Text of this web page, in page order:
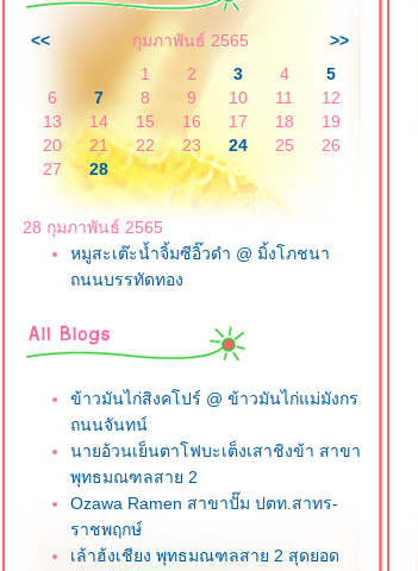
<< กุมภาพันธ์ 2565
>>
1
2 3 4
5
6
7 8 9 10 11
12
13
14 15 16 17 18
19
20
21 22 23 24 25
26
27
28
28 กุมภาพันธ์ 2565
หมูสะเต๊ะน้ำจิ้มซีอิ๊วดำ @ มิ้งโภชนา
ถนนบรรทัดทอง
ข้าวมันไก่สิงคโปร์ @ ข้าวมันไก่แม่มังกร
ถนนจันทน์
นายอ้วนเย็นตาโฟบะเต็งเสาชิงข้า สาขา
พุทธมณฑลสาย 2
Ozawa Ramen สาขาปั๊ม ปตท.สาทร-
ราชพฤกษ์
เล้าฮ้งเชียง พุทธมณฑลสาย 2 สุดยอด